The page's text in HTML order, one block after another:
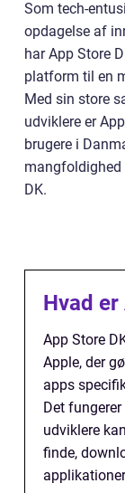
Som tech-
opdagelse af
har App Store
platform til en
Med sin store
udviklere er
brugere i
mangfoldighed
DK.
Hvad er
App Store
Apple, der
apps
Det
udviklere
finde,